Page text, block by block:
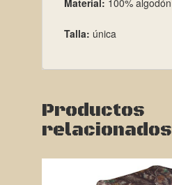
Material: 100% algodón
Talla: única
Productos
relacionados